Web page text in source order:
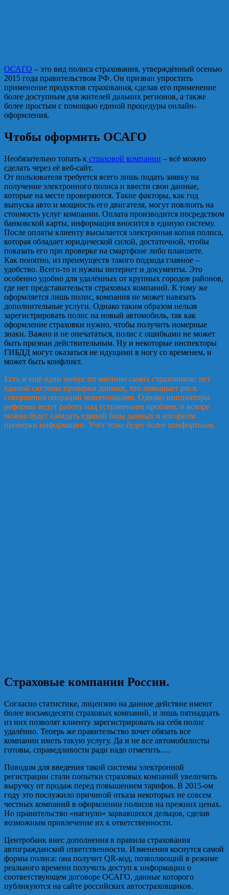
ОСАГО – это вид полиса страхования, утверждённый осенью
2015 года правительством РФ. Он призван упростить
применение продуктов страхования, сделав его применение
более доступным для жителей дальних регионов, а также
более простым с помощью единой процедуры онлайн-
оформления.
Чтобы оформить ОСАГО
Необязательно топать к страховой компании – всё можно
сделать через её веб-сайт.
От пользователя требуется всего лишь подать заявку на
получение электронного полиса и ввести свои данные,
которые на месте проверяются. Такие факторы, как год
выпуска авто и мощность его двигателя, могут повлиять на
стоимость услуг компании. Оплата производится посредством
банковской карты, информация вносится в единую систему.
После оплаты клиенту высылается электронная копия полиса,
которая обладает юридической силой, достаточной, чтобы
показать его при проверке на смартфоне либо планшете.
Как понятно, из преимуществ такого подхода главное –
удобство. Всего-то и нужны интернет и документы. Это
особенно удобно для удалённых от крупных городов районов,
где нет представительств страховых компаний. К тому же
оформляется лишь полис, компания не может навязать
дополнительные услуги. Однако таким образом нельзя
зарегистрировать полис на новый автомобиль, так как
оформление страховки нужно, чтобы получить номерные
знаки. Важно и не опечататься, полис с ошибками не может
быть признан действительным. Ну и некоторые инспекторы
ГИБДД могут оказаться не идущими в ногу со временем, и
может быть конфликт.
Есть и ещё один минус по мнению самих страховиков: нет
единой системы проверки данных, что повышает риск
совершения операций мошенниками. Однако инициаторы
реформы ведут работу над устранением проблем, и вскоре
можно будет ожидать единой базы данных и алгоритм
проверки информации. Учёт тоже будет более комфортным.
Страховые компании России.
Согласно статистике, лицензию на данное действие имеют
более восьмидесяти страховых компаний, и лишь пятнадцать
из них позволят клиенту зарегистрировать на себя полис
удалённо. Теперь же правительство хочет обязать все
компании иметь такую услугу. Да и не все автомобилисты
готовы, справедливости ради надо отметить….
Поводом для введения такой системы электронной
регистрации стали попытки страховых компаний увеличить
выручку от продаж перед повышением тарифов. В 2015-ом
году это послужило причиной отказа некоторых не совсем
честных компаний в оформлении полисов на прежних ценах.
Но правительство «нагнуло» зарвавшихся дельцов, сделав
возможным привлечение их к ответственности.
Центробанк внес дополнения в правила страхования
автогражданской ответственности. Изменения коснутся самой
формы полиса: она получит QR-код, позволяющий в режиме
реального времени получить доступ к информации о
соответствующем договоре ОСАГО, данные которого
публикуются на сайте российских автостраховщиков.